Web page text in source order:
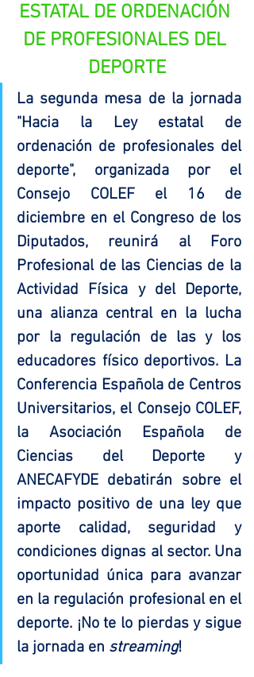
ESTATAL DE ORDENACIÓN
DE PROFESIONALES DEL
DEPORTE
La segunda mesa de la jornada
"Hacia la Ley estatal de
ordenación de profesionales del
deporte", organizada por el
Consejo COLEF el 16 de
diciembre en el Congreso de los
Diputados, reunirá al Foro
Profesional de las Ciencias de la
Actividad Física y del Deporte,
una alianza central en la lucha
por la regulación de las y los
educadores físico deportivos. La
Conferencia Española de Centros
Universitarios, el Consejo COLEF,
la Asociación Española de
Ciencias del Deporte y
ANECAFYDE debatirán sobre el
impacto positivo de una ley que
aporte calidad, seguridad y
condiciones dignas al sector. Una
oportunidad única para avanzar
en la regulación profesional en el
deporte. ¡No te lo pierdas y sigue
la jornada en streaming!